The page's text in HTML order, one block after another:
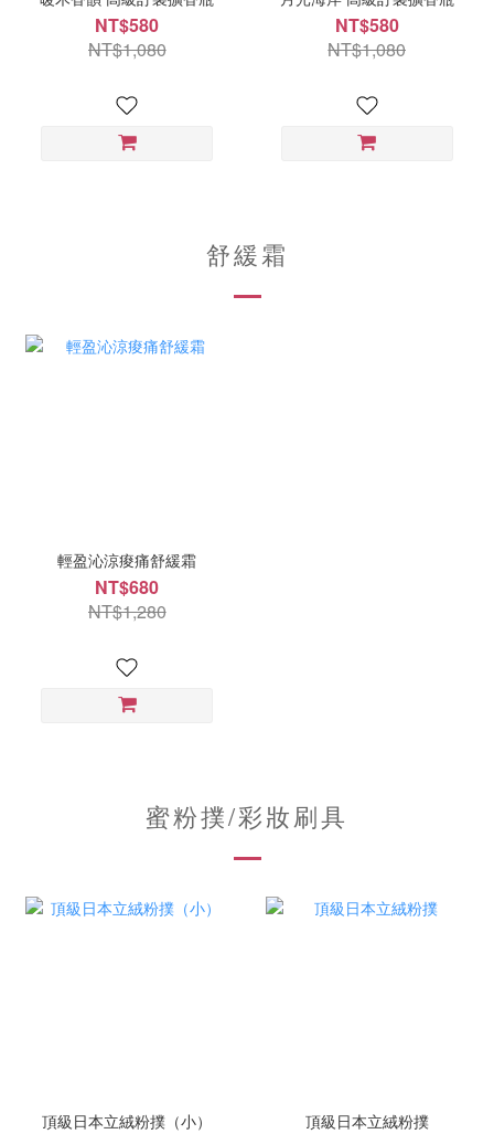
NT$580
NT$1,080
NT$580
NT$1,080
舒緩霜
輕盈沁涼痠痛舒緩霜
NT$680
NT$1,280
蜜粉撲/彩妝刷具
頂級日本立絨粉撲（小） 頂級日本立絨粉撲